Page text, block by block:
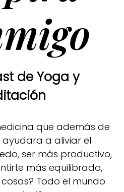
de Yoga y
que además de
a aliviar el
ser más productivo,
más equilibrado,
Todo el mundo